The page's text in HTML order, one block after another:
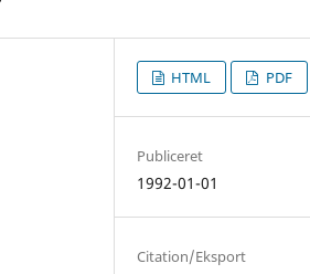
HTML PDF
Publiceret
1992-01-01
Citation/Eksport